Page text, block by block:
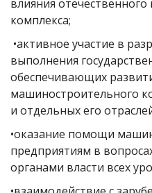
влияния
комплекса;
•активное участие в
выполнения
обеспечивающих
машиностроительного
и отдельных его
•оказание помощи
предприятиям в
органами власти всех